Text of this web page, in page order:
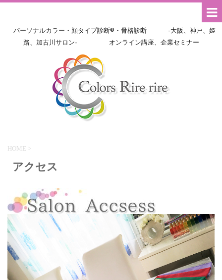
パーソナルカラー・顔タイプ診断®・骨格診断 -大阪、神戸、姫
路、加古川サロン- オンライン講座、企業セミナー
HOME >
アクセス